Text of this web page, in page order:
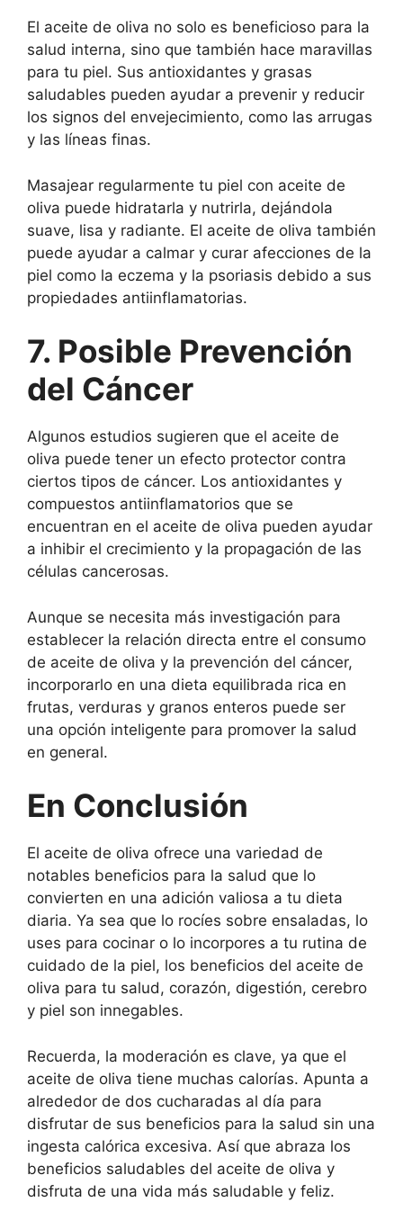
El aceite de oliva no solo es beneficioso para la
salud interna, sino que también hace maravillas
para tu piel. Sus antioxidantes y grasas
saludables pueden ayudar a prevenir y reducir
los signos del envejecimiento, como las arrugas
y las líneas finas.
Masajear regularmente tu piel con aceite de
oliva puede hidratarla y nutrirla, dejándola
suave, lisa y radiante. El aceite de oliva también
puede ayudar a calmar y curar afecciones de la
piel como la eczema y la psoriasis debido a sus
propiedades antiinflamatorias.
7. Posible Prevención
del Cáncer
Algunos estudios sugieren que el aceite de
oliva puede tener un efecto protector contra
ciertos tipos de cáncer. Los antioxidantes y
compuestos antiinflamatorios que se
encuentran en el aceite de oliva pueden ayudar
a inhibir el crecimiento y la propagación de las
células cancerosas.
Aunque se necesita más investigación para
establecer la relación directa entre el consumo
de aceite de oliva y la prevención del cáncer,
incorporarlo en una dieta equilibrada rica en
frutas, verduras y granos enteros puede ser
una opción inteligente para promover la salud
en general.
En Conclusión
El aceite de oliva ofrece una variedad de
notables beneficios para la salud que lo
convierten en una adición valiosa a tu dieta
diaria. Ya sea que lo rocíes sobre ensaladas, lo
uses para cocinar o lo incorpores a tu rutina de
cuidado de la piel, los beneficios del aceite de
oliva para tu salud, corazón, digestión, cerebro
y piel son innegables.
Recuerda, la moderación es clave, ya que el
aceite de oliva tiene muchas calorías. Apunta a
alrededor de dos cucharadas al día para
disfrutar de sus beneficios para la salud sin una
ingesta calórica excesiva. Así que abraza los
beneficios saludables del aceite de oliva y
disfruta de una vida más saludable y feliz.